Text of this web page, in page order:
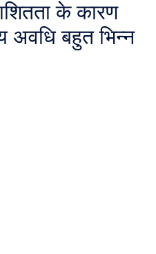
के कारण
अवधि बहुत भिन्न